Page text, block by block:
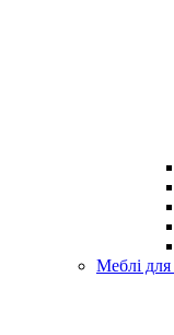
Меблі для